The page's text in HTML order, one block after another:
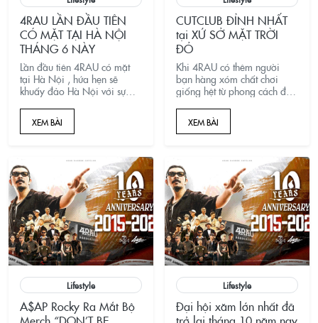
4RAU LẦN ĐẦU TIÊN
CÓ MẶT TẠI HÀ NỘI
THÁNG 6 NÀY
Lần đầu tiên 4RAU có mặt
tại Hà Nội , hứa hẹn sẽ
khuấy đảo Hà Nội với sự
tráng dành cho gần hàng
nghìn người liên tục trong 10
XEM BÀI
CUTCLUB ĐỈNH NHẤT
tại XỨ SỞ MẶT TRỜI
ĐỎ
Khi 4RAU có thêm người
bạn hàng xóm chất chơi
giống hệt từ phong cách đến
4RAU CUTCLUB đến từ đâu?
XEM BÀI
Lifestyle
A$AP Rocky Ra Mắt Bộ
Lifestyle
Đại hội xăm lớn nhất đã